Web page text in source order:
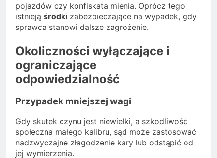
pojazdów czy konfiskata mienia. Oprócz tego
istnieją środki zabezpieczające na wypadek, gdy
sprawca stanowi dalsze zagrożenie.
Okoliczności wyłączające i
ograniczające
odpowiedzialność
Przypadek mniejszej wagi
Gdy skutek czynu jest niewielki, a szkodliwość
społeczna małego kalibru, sąd może zastosować
nadzwyczajne złagodzenie kary lub odstąpić od
jej wymierzenia.